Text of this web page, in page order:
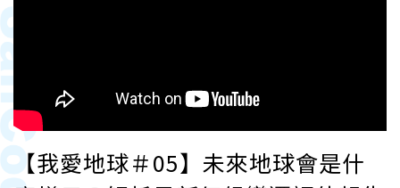
【我愛地球＃05】未來地球會是什